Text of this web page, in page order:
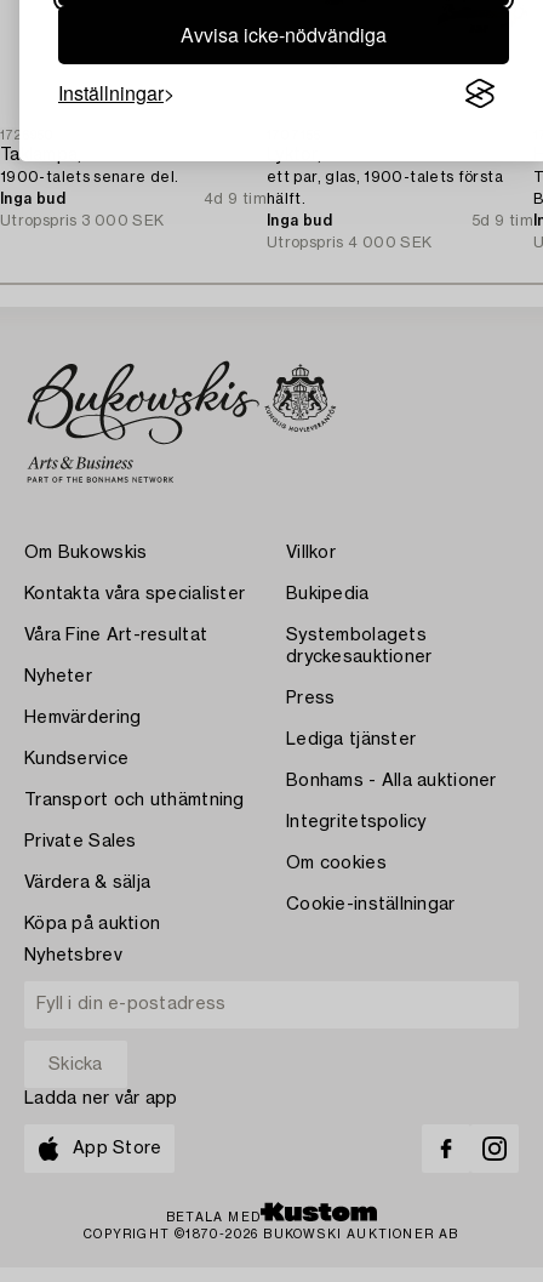
Avvisa icke-nödvändiga
Inställningar
1726950
Taklampa,
1900-talets senare del.
Inga bud
4d 9 tim
Utropspris 3 000 SEK
ett par, glas, 1900-talets första
hälft.
Inga bud
5d 9 tim
Utropspris 4 000 SEK
Om Bukowskis
Kontakta våra specialister
Våra Fine Art-resultat
Nyheter
Hemvärdering
Kundservice
Transport och uthämtning
Private Sales
Värdera & sälja
Köpa på auktion
Villkor
Bukipedia
Systembolagets
dryckesauktioner
Press
Lediga tjänster
Bonhams - Alla auktioner
Integritetspolicy
Om cookies
Cookie-inställningar
Nyhetsbrev
Ladda ner vår app
App Store
BETALA MED
COPYRIGHT ©1870-2026 BUKOWSKI AUKTIONER AB